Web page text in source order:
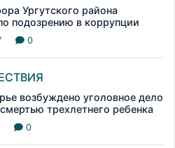
Ургутского района
подозрению в коррупции
0
возбуждено уголовное дело
трехлетнего ребенка
0